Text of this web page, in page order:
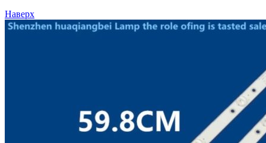
Наверх